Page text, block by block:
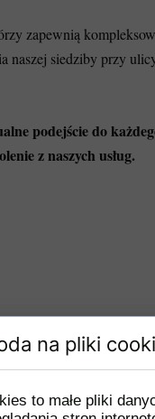
REZERWUJĘ
zapewnią
naszej siedziby przy
podejście do
z naszych usług.
na pliki
to małe pliki